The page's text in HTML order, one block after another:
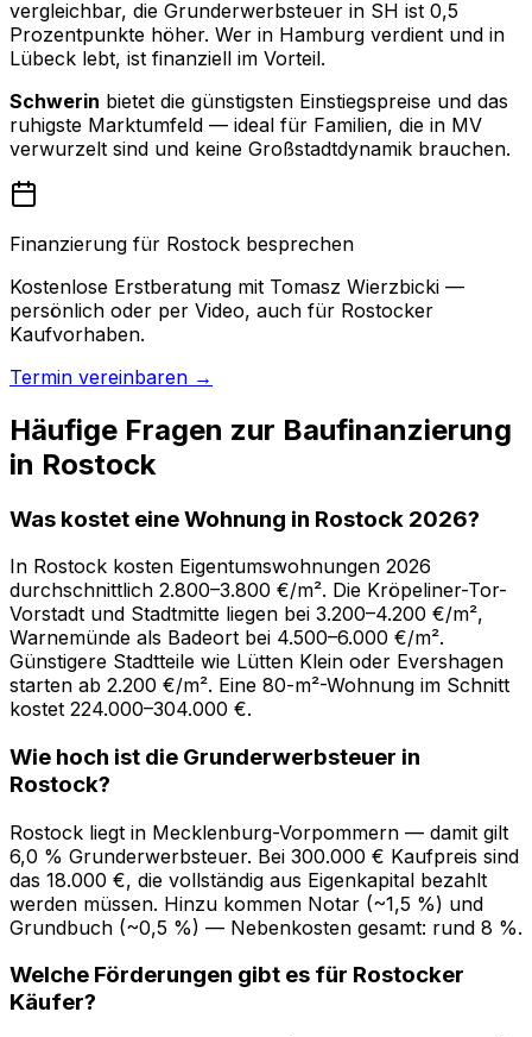
vergleichbar, die Grunderwerbsteuer in SH ist 0,5
Prozentpunkte höher. Wer in Hamburg verdient und in
Lübeck lebt, ist finanziell im Vorteil.
Schwerin bietet die günstigsten Einstiegspreise und das
ruhigste Marktumfeld — ideal für Familien, die in MV
verwurzelt sind und keine Großstadtdynamik brauchen.
Finanzierung für Rostock besprechen
Kostenlose Erstberatung mit Tomasz Wierzbicki —
persönlich oder per Video, auch für Rostocker
Kaufvorhaben.
Termin vereinbaren →
Häufige Fragen zur Baufinanzierung
in Rostock
Was kostet eine Wohnung in Rostock 2026?
In Rostock kosten Eigentumswohnungen 2026
durchschnittlich 2.800–3.800 €/m². Die Kröpeliner-Tor-
Vorstadt und Stadtmitte liegen bei 3.200–4.200 €/m²,
Warnemünde als Badeort bei 4.500–6.000 €/m².
Günstigere Stadtteile wie Lütten Klein oder Evershagen
starten ab 2.200 €/m². Eine 80-m²-Wohnung im Schnitt
kostet 224.000–304.000 €.
Wie hoch ist die Grunderwerbsteuer in
Rostock?
Rostock liegt in Mecklenburg-Vorpommern — damit gilt
6,0 % Grunderwerbsteuer. Bei 300.000 € Kaufpreis sind
das 18.000 €, die vollständig aus Eigenkapital bezahlt
werden müssen. Hinzu kommen Notar (~1,5 %) und
Grundbuch (~0,5 %) — Nebenkosten gesamt: rund 8 %.
Welche Förderungen gibt es für Rostocker
Käufer?